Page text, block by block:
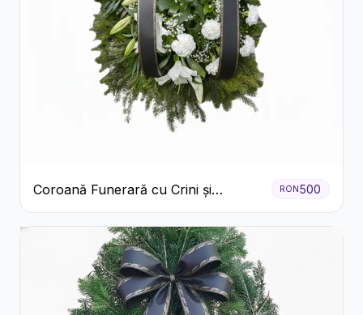
Coroană Funerară cu Crini și
Garoafe Albe
RON500